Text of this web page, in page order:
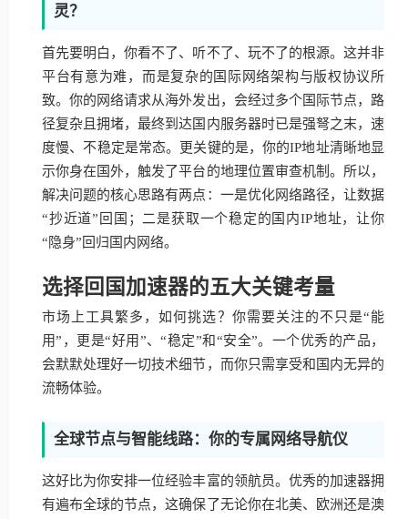
灵？
首先要明白，你看不了、听不了、玩不了的根源。这并非
平台有意为难，而是复杂的国际网络架构与版权协议所
致。你的网络请求从海外发出，会经过多个国际节点，路
径复杂且拥堵，最终到达国内服务器时已是强弩之末，速
度慢、不稳定是常态。更关键的是，你的IP地址清晰地显
示你身在国外，触发了平台的地理位置审查机制。所以，
解决问题的核心思路有两点：一是优化网络路径，让数据
“抄近道”回国；二是获取一个稳定的国内IP地址，让你
“隐身”回归国内网络。
选择回国加速器的五大关键考量
市场上工具繁多，如何挑选？你需要关注的不只是“能
用”，更是“好用”、“稳定”和“安全”。一个优秀的产品，
会默默处理好一切技术细节，而你只需享受和国内无异的
流畅体验。
全球节点与智能线路：你的专属网络导航仪
这好比为你安排一位经验丰富的领航员。优秀的加速器拥
有遍布全球的节点，这确保了无论你在北美、欧洲还是澳